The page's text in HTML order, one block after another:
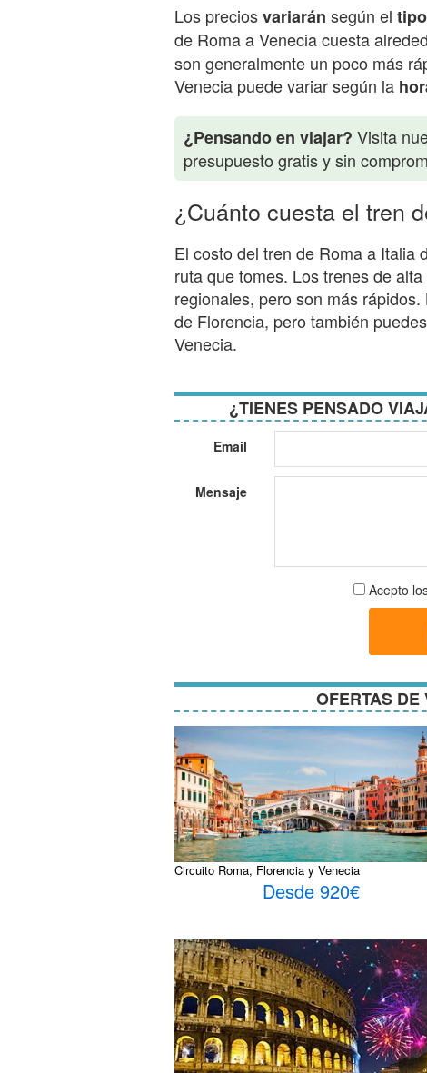
Los preciosvariarán según el
de Roma a Venecia cuesta
son generalmente un poco más
Venecia puede variar según la
¿Pensando en viajar? Visita
presupuesto gratis y sin
¿Cuánto cuesta el tren
El costo del tren de Roma a Italia
ruta que tomes. Los trenes de
regionales, pero son más
de Florencia, pero también
Venecia.
¿TIENES PENSADO
Email
Mensaje
Aceptar
términos
Acepto
OFERTAS
Circuito Roma, Florencia y Venecia
Desde 920€